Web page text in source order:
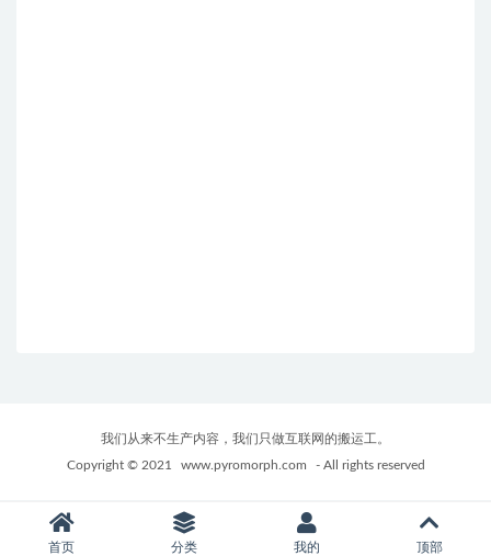
我们从来不生产内容，我们只做互联网的搬运工。
Copyright © 2021
www.pyromorph.com - All rights reserved
首页 分类 我的 顶部